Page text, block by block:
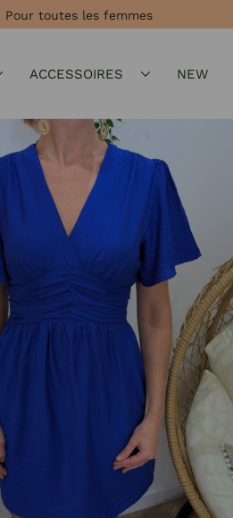
Pour toutes les femmes
ACCESSOIRES NEW